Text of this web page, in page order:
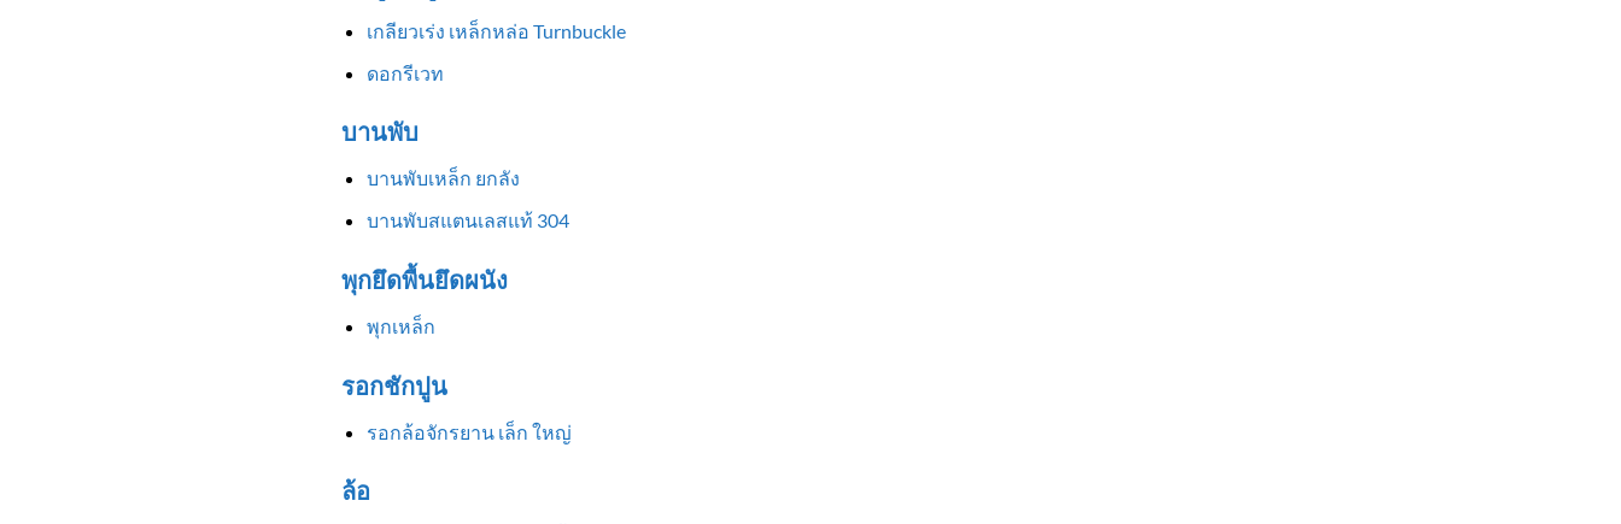
เกลียวเร่ง เหล็กหล่อ Turnbuckle
ดอกรีเวท
บานพับ
บานพับเหล็ก ยกลัง
บานพับสแตนเลสแท้ 304
พุกยึดพื้นยึดผนัง
พุกเหล็ก
รอกชักปูน
รอกล้อจักรยาน เล็ก ใหญ่
ล้อ